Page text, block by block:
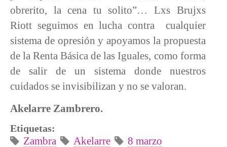
obrerito, la cena tu solito”… Lxs Brujxs
Riott seguimos en lucha contra cualquier
sistema de opresión y apoyamos la propuesta
de la Renta Básica de las Iguales, como forma
de salir de un sistema donde nuestros
cuidados se invisibilizan y no se valoran.
Akelarre Zambrero.
Etiquetas:
Zambra Akelarre
8 marzo